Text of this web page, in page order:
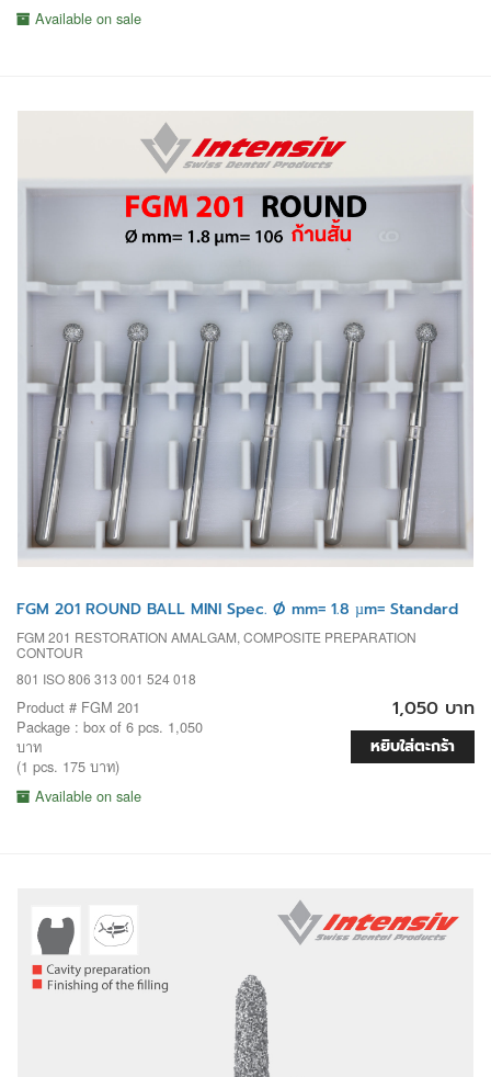
Available on sale
FGM 201 ROUND BALL MINI Spec. Ø mm= 1.8 µm= Standard
FGM 201 RESTORATION AMALGAM, COMPOSITE PREPARATION
CONTOUR
801 ISO 806 313 001 524 018
Product # FGM 201
Package : box of 6 pcs. 1,050
บาท
(1 pcs. 175 บาท)
Available on sale
1,050 บาท
หยิบใส่ตะกร้า